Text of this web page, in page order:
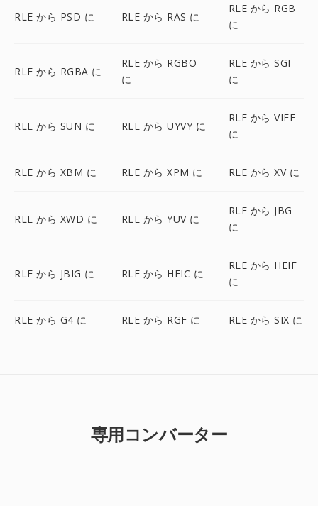
RLE から PSD に RLE から RAS に
RLE から RGB
に
RLE から RGBA に
RLE から RGBO
に
RLE から SGI
に
RLE から SUN に RLE から UYVY に
RLE から VIFF
に
RLE から XBM に RLE から XPM に RLE から XV に
RLE から XWD に RLE から YUV に
RLE から JBG
に
RLE から JBIG に RLE から HEIC に
RLE から HEIF
に
RLE から G4 に RLE から RGF に RLE から SIX に
専用コンバーター